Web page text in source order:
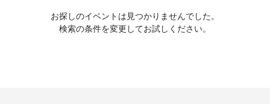
お探しのイベントは見つかりませんでした。
検索の条件を変更してお試しください。